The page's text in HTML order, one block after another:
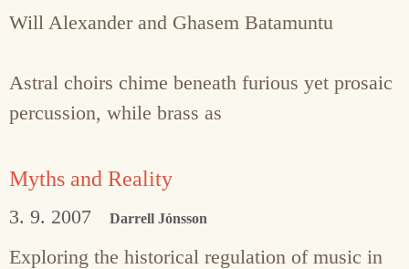
Will Alexander and Ghasem Batamuntu
Astral choirs chime beneath furious yet prosaic
percussion, while brass as
Myths and Reality
3. 9. 2007 Darrell Jónsson
Exploring the historical regulation of music in